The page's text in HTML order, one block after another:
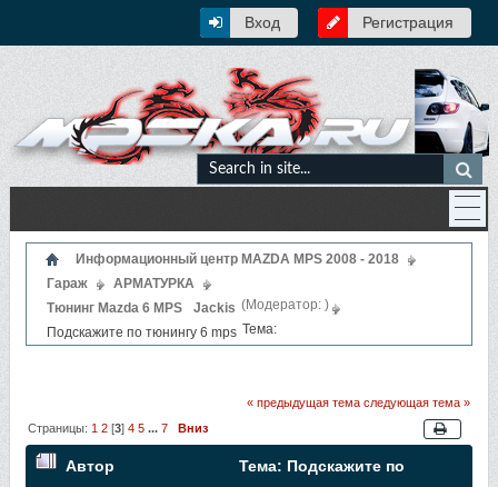
Вход Регистрация
Информационный центр MAZDA MPS 2008 - 2018
Гараж
АРМАТУРКА
Тюнинг Mazda 6 MPS
(Модератор:
Jackis
)
Тема:
Подскажите по тюнингу 6 mps
« предыдущая тема следующая тема »
Страницы: 1 2 [3]4 5 ...7 Вниз
Автор Тема: Подскажите по